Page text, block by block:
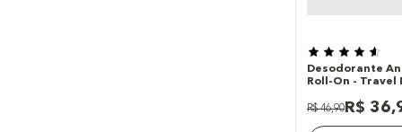
Desodorante
Roll-On - Travel
R$ 46,90 R$ 36,